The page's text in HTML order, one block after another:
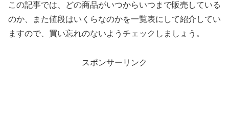
この記事では、どの商品がいつからいつまで販売している
のか、また値段はいくらなのかを一覧表にして紹介してい
ますので、買い忘れのないようチェックしましょう。
スポンサーリンク